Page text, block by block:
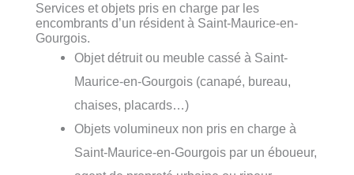
Services et objets pris en charge par les
encombrants d’un résident à Saint-Maurice-en-
Gourgois.
Objet détruit ou meuble cassé à Saint-
Maurice-en-Gourgois (canapé, bureau,
chaises, placards…)
Objets volumineux non pris en charge à
Saint-Maurice-en-Gourgois par un éboueur,